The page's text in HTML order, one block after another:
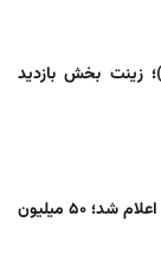
زینت بخش بازدید
مبلغ علی‌الحساب حج ۱۴۰۵ اعلام شد؛ ۵۰ میلیون